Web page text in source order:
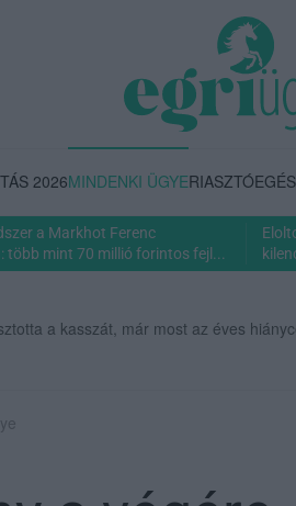
2026MINDENKI ÜGYERIASZTÓ
a Markhot Ferenc
több mint 70 millió forintos fejl...
a kasszát, már most az éves